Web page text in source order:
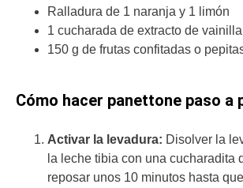
Ralladura de 1 naranja y 1 limón
1 cucharada de extracto de vainilla
150 g de frutas confitadas o
Cómo hacer panettone paso a
Activar la levadura: Disolver la
la leche tibia con una cucharadita
reposar unos 10 minutos hasta